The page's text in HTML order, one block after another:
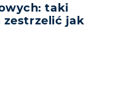
taki
zestrzelić jak